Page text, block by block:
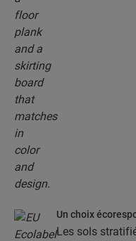
Un choix
Les sols